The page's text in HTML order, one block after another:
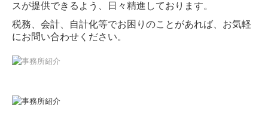
スが提供できるよう、日々精進しております。
税務、会計、自計化等でお困りのことがあれば、お気軽
にお問い合わせください。